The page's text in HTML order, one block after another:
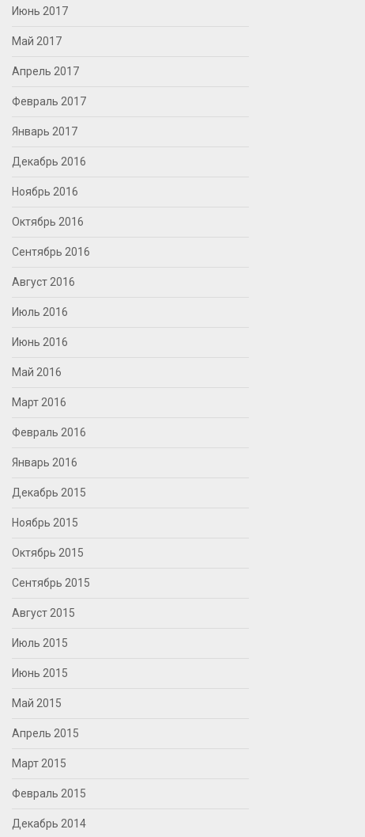
Июнь 2017
Май 2017
Апрель 2017
Февраль 2017
Январь 2017
Декабрь 2016
Ноябрь 2016
Октябрь 2016
Сентябрь 2016
Август 2016
Июль 2016
Июнь 2016
Май 2016
Март 2016
Февраль 2016
Январь 2016
Декабрь 2015
Ноябрь 2015
Октябрь 2015
Сентябрь 2015
Август 2015
Июль 2015
Июнь 2015
Май 2015
Апрель 2015
Март 2015
Февраль 2015
Декабрь 2014